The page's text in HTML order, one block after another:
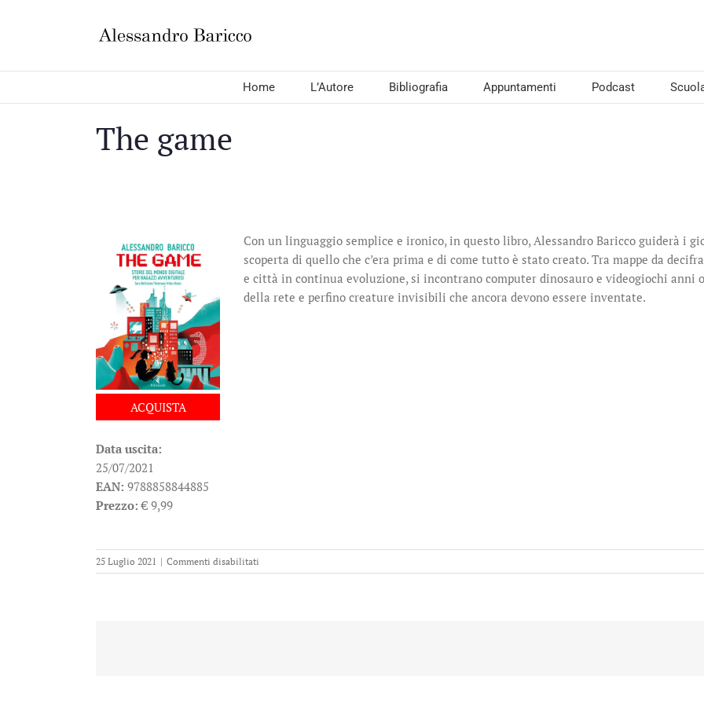
Home L’Autore Bibliografia Appuntamenti Podcast
The game
ACQUISTA
Data uscita:
25/07/2021
EAN: 9788858844885
Prezzo: € 9,99
Con un linguaggio semplice e ironico, in questo libro, Alessandro Baricco guiderà i
scoperta di quello che c’era prima e di come tutto è stato creato. Tra mappe da
e città in continua evoluzione, si incontrano computer dinosauro e videogiochi
della rete e perfino creature invisibili che ancora devono essere inventate.
25 Luglio 2021 | Commenti disabilitati
The